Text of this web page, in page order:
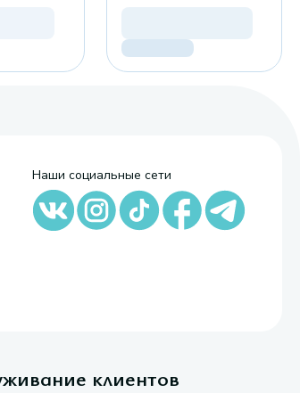
Наши социальные сети
клиентов